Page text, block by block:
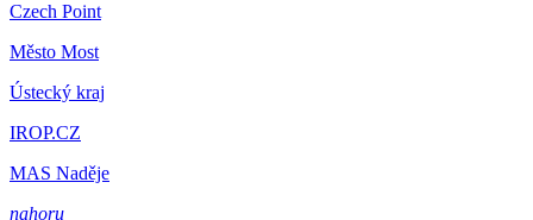
Czech Point
Město Most
Ústecký kraj
IROP.CZ
MAS Naděje
nahoru